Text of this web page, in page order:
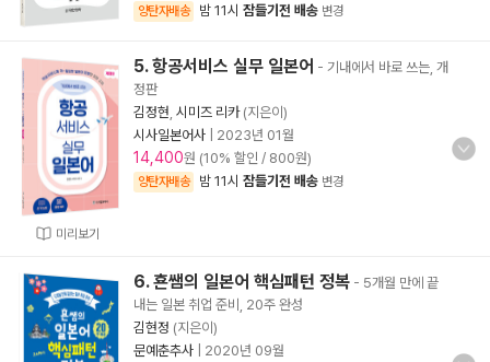
양탄자배송 밤 11시 잠들기전 배송 변경
미리보기
5. 항공서비스 실무 일본어 - 기내에서 바로 쓰는, 개
정판
김정현 시미즈 리카(지은이)
시사일본어사
2023년 01월
14,400원 (10% 할인 / 800원)
양탄자배송 밤 11시 잠들기전 배송 변경
6. 횬쌤의 일본어 핵심패턴 정복 - 5개월 만에 끝
내는 일본 취업 준비, 20주 완성
김현정 (지은이)
문예춘추사
2020년 09월